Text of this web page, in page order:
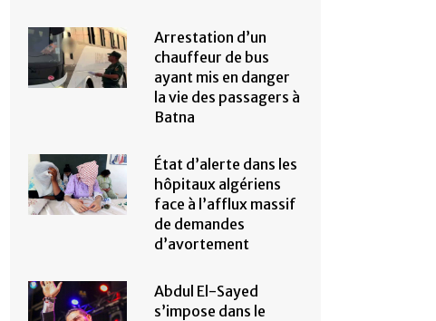
Arrestation d’un
chauffeur de bus
ayant mis en danger
la vie des passagers à
Batna
État d’alerte dans les
hôpitaux algériens
face à l’afflux massif
de demandes
d’avortement
Abdul El-Sayed
s’impose dans le